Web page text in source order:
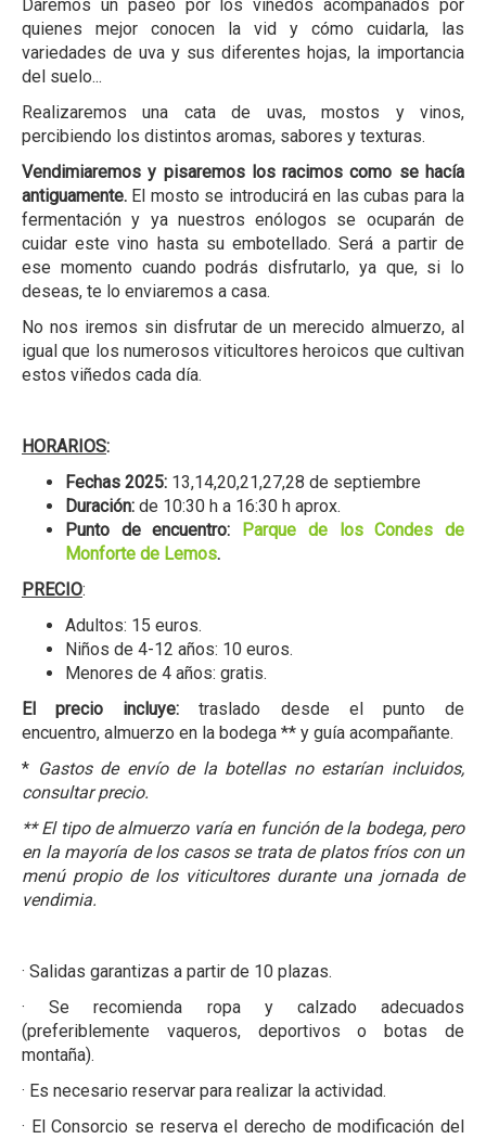
Daremos un paseo por los viñedos acompañados por
quienes mejor conocen la vid y cómo cuidarla, las
variedades de uva y sus diferentes hojas, la importancia
del suelo...
Realizaremos una cata de uvas, mostos y vinos,
percibiendo los distintos aromas, sabores y texturas.
Vendimiaremos y pisaremos los racimos como se hacía
antiguamente. El mosto se introducirá en las cubas para la
fermentación y ya nuestros enólogos se ocuparán de
cuidar este vino hasta su embotellado. Será a partir de
ese momento cuando podrás disfrutarlo, ya que, si lo
deseas, te lo enviaremos a casa.
No nos iremos sin disfrutar de un merecido almuerzo, al
igual que los numerosos viticultores heroicos que cultivan
estos viñedos cada día.
HORARIOS:
Fechas 2025: 13,14,20,21,27,28 de septiembre
Duración: de 10:30 h a 16:30 h aprox.
Punto de encuentro:
Parque de los Condes de
Monforte de Lemos.
PRECIO:
Adultos: 15 euros.
Niños de 4-12 años: 10 euros.
Menores de 4 años: gratis.
El precio incluye: traslado desde el punto de
encuentro, almuerzo en la bodega ** y guía acompañante.
* Gastos de envío de la botellas no estarían incluidos,
consultar precio.
** El tipo de almuerzo varía en función de la bodega, pero
en la mayoría de los casos se trata de platos fríos con un
menú propio de los viticultores durante una jornada de
vendimia.
· Salidas garantizas a partir de 10 plazas.
· Se recomienda ropa y calzado adecuados
(preferiblemente vaqueros, deportivos o botas de
montaña).
· Es necesario reservar para realizar la actividad.
· El Consorcio se reserva el derecho de modificación del